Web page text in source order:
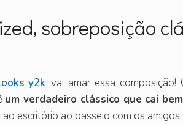
sobreposição
y2k vai amar essa
um verdadeiro clássico que cai
escritório ao passeio com os